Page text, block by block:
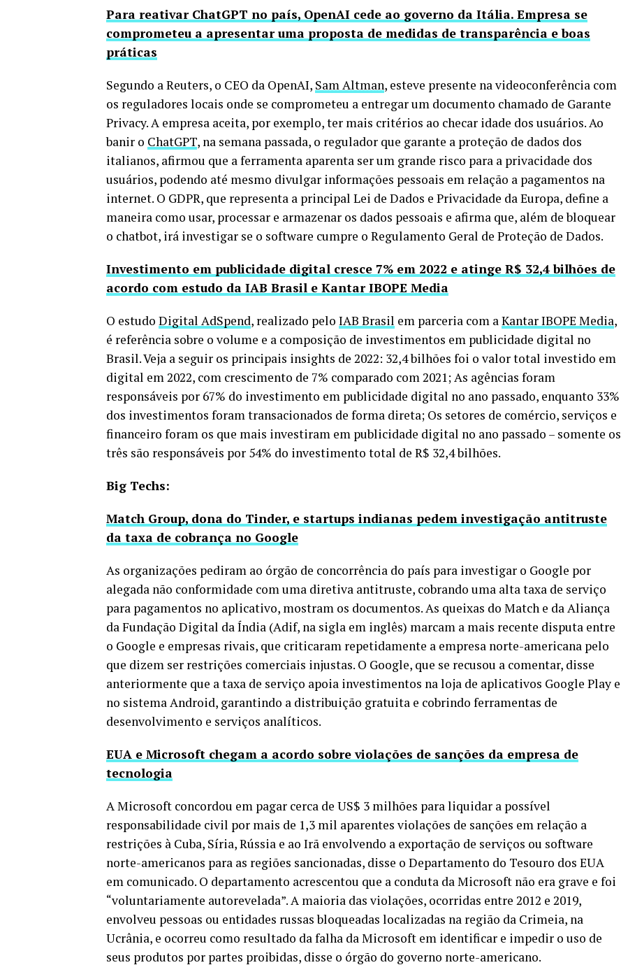
Para reativar ChatGPT no país, OpenAI cede ao governo da Itália. Empresa se
comprometeu a apresentar uma proposta de medidas de transparência e boas
práticas
Segundo a Reuters, o CEO da OpenAI, Sam Altman, esteve presente na videoconferência com
os reguladores locais onde se comprometeu a entregar um documento chamado de Garante
Privacy. A empresa aceita, por exemplo, ter mais critérios ao checar idade dos usuários. Ao
banir o ChatGPT, na semana passada, o regulador que garante a proteção de dados dos
italianos, afirmou que a ferramenta aparenta ser um grande risco para a privacidade dos
usuários, podendo até mesmo divulgar informações pessoais em relação a pagamentos na
internet. O GDPR, que representa a principal Lei de Dados e Privacidade da Europa, define a
maneira como usar, processar e armazenar os dados pessoais e afirma que, além de bloquear
o chatbot, irá investigar se o software cumpre o Regulamento Geral de Proteção de Dados.
Investimento em publicidade digital cresce 7% em 2022 e atinge R$ 32,4 bilhões de
acordo com estudo da IAB Brasil e Kantar IBOPE Media
O estudo Digital AdSpend, realizado pelo IAB Brasil em parceria com aKantar IBOPE Media,
é referência sobre o volume e a composição de investimentos em publicidade digital no
Brasil. Veja a seguir os principais insights de 2022: 32,4 bilhões foi o valor total investido em
digital em 2022, com crescimento de 7% comparado com 2021; As agências foram
responsáveis por 67% do investimento em publicidade digital no ano passado, enquanto 33%
dos investimentos foram transacionados de forma direta; Os setores de comércio, serviços e
financeiro foram os que mais investiram em publicidade digital no ano passado – somente os
três são responsáveis por 54% do investimento total de R$ 32,4 bilhões.
Big Techs:
Match Group, dona do Tinder, e startups indianas pedem investigação antitruste
da taxa de cobrança no Google
As organizações pediram ao órgão de concorrência do país para investigar o Google por
alegada não conformidade com uma diretiva antitruste, cobrando uma alta taxa de serviço
para pagamentos no aplicativo, mostram os documentos. As queixas do Match e da Aliança
da Fundação Digital da Índia (Adif, na sigla em inglês) marcam a mais recente disputa entre
o Google e empresas rivais, que criticaram repetidamente a empresa norte-americana pelo
que dizem ser restrições comerciais injustas. O Google, que se recusou a comentar, disse
anteriormente que a taxa de serviço apoia investimentos na loja de aplicativos Google Play e
no sistema Android, garantindo a distribuição gratuita e cobrindo ferramentas de
desenvolvimento e serviços analíticos.
EUA e Microsoft chegam a acordo sobre violações de sanções da empresa de
tecnologia
A Microsoft concordou em pagar cerca de US$ 3 milhões para liquidar a possível
responsabilidade civil por mais de 1,3 mil aparentes violações de sanções em relação a
restrições à Cuba, Síria, Rússia e ao Irã envolvendo a exportação de serviços ou software
norte-americanos para as regiões sancionadas, disse o Departamento do Tesouro dos EUA
em comunicado. O departamento acrescentou que a conduta da Microsoft não era grave e foi
“voluntariamente autorevelada”. A maioria das violações, ocorridas entre 2012 e 2019,
envolveu pessoas ou entidades russas bloqueadas localizadas na região da Crimeia, na
Ucrânia, e ocorreu como resultado da falha da Microsoft em identificar e impedir o uso de
seus produtos por partes proibidas, disse o órgão do governo norte-americano.